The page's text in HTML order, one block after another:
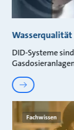
DID-Systeme
Fachwissen